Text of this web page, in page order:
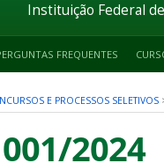
para
2
Ir
4
Instituição Federal
FREQUENTES
E PROCESSOS SELETIVOS
2024